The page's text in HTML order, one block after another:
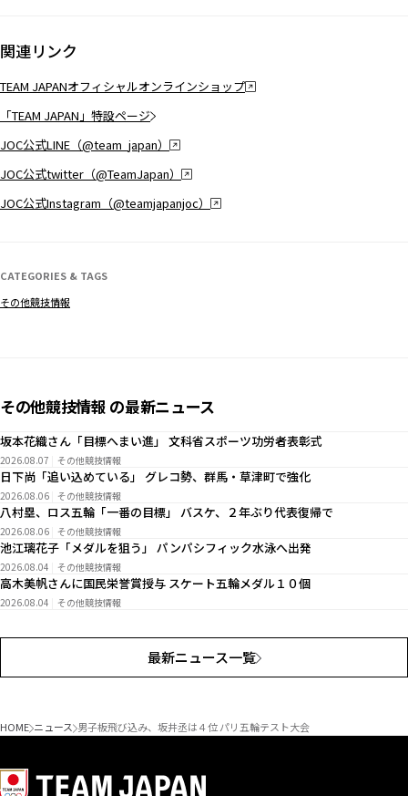
関連リンク
TEAM JAPANオフィシャルオンラインショップ
「TEAM JAPAN」特設ページ
JOC公式LINE（@team_japan）
JOC公式twitter（@TeamJapan）
JOC公式Instagram（@teamjapanjoc）
CATEGORIES & TAGS
その他競技情報
その他競技情報 の最新ニュース
坂本花織さん「目標へまい進」 文科省スポーツ功労者表彰式
2026.08.07 その他競技情報
日下尚「追い込めている」 グレコ勢、群馬・草津町で強化
2026.08.06 その他競技情報
八村塁、ロス五輪「一番の目標」 バスケ、２年ぶり代表復帰で
2026.08.06 その他競技情報
池江璃花子「メダルを狙う」 パンパシフィック水泳へ出発
2026.08.04 その他競技情報
高木美帆さんに国民栄誉賞授与 スケート五輪メダル１０個
2026.08.04 その他競技情報
最新ニュース一覧
HOME ニュース 男子板飛び込み、坂井丞は４位 パリ五輪テスト大会